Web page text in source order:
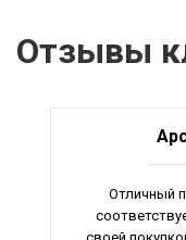
Отзывы
Отличный